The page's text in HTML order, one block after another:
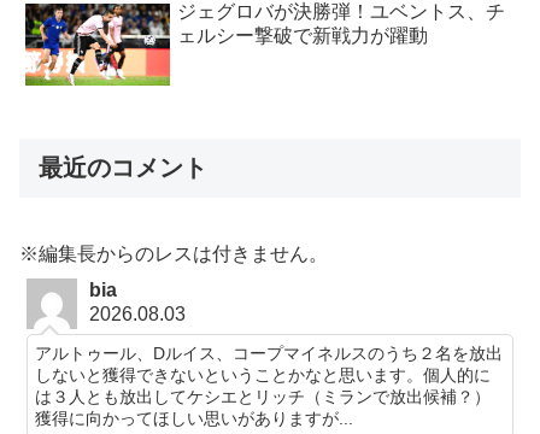
ジェグロバが決勝弾！ユベントス、チ
ェルシー撃破で新戦力が躍動
最近のコメント
※編集長からのレスは付きません。
bia
2026.08.03
アルトゥール、Dルイス、コープマイネルスのうち２名を放出
しないと獲得できないということかなと思います。個人的に
は３人とも放出してケシエとリッチ（ミランで放出候補？）
獲得に向かってほしい思いがありますが...